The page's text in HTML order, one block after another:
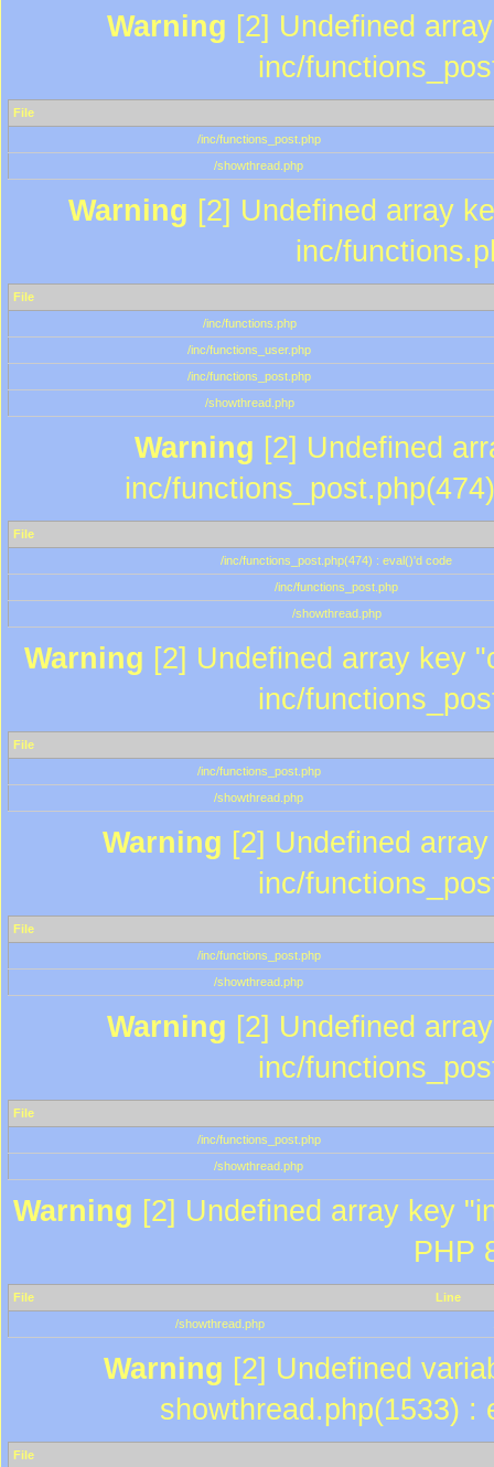
Warning [2] Undefined
inc/
File
/inc/functions_post.php
/showthread.php
Warning [2] Undefined array
inc/
File
/inc/functions.php
/inc/functions_user.php
/inc/functions_post.php
/showthread.php
Warning [2] Undefined
inc/
File
/inc/functions_post.php(474) : eval()'d code
/inc/functions_post.php
/showthread.php
Warning [2] Undefined array key
inc/
File
/inc/functions_post.php
/showthread.php
Warning [2] Undefined
inc/
File
/inc/functions_post.php
/showthread.php
Warning [2] Undefined
inc/
File
/inc/functions_post.php
/showthread.php
Warning [2] Undefined array key
PHP
File
Line
/showthread.php
Warning [2] Undefined
showthread.php(1533) :
File